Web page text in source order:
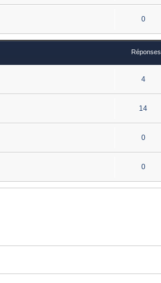
0
Réponses
4
14
0
0